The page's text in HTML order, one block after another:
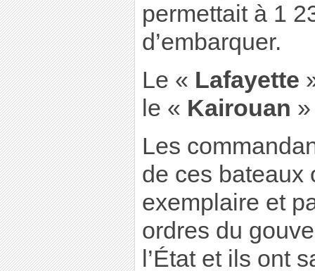
permettait à 1
d’embarquer.
Le « Lafayette
le « Kairouan
Les
de ces bateaux
exemplaire et
ordres du
l’État et ils ont